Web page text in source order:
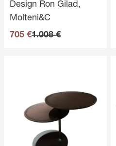
Design Ron Gilad,
Molteni&C
705 €1.008 €